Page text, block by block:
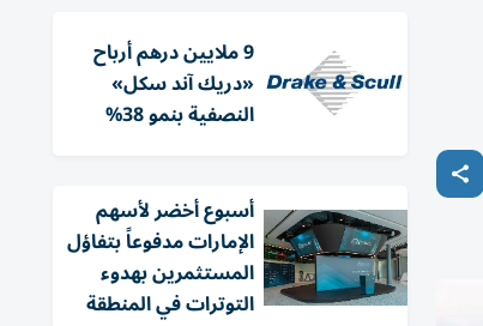
9 ملايين درهم أرباح
«دريك آند سكل»
النصفية بنمو 38%
أسبوع أخضر لأسهم
الإمارات مدفوعاً بتفاؤل
المستثمرين بهدوء
التوترات في المنطقة